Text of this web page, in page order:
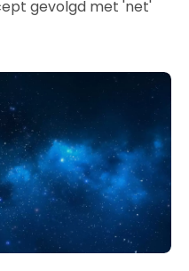
gevolgd met 'net'